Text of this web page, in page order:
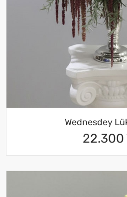
Wednesdey
22.300